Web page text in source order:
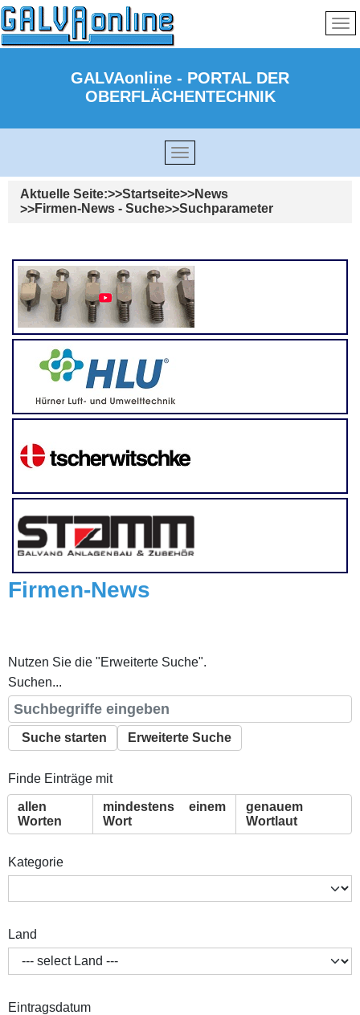
GALVAonline - PORTAL DER
OBERFLÄCHENTECHNIK
Aktuelle Seite: Startseite
News
Firmen-News - Suche
Suchparameter
Firmen-News
Nutzen Sie die "Erweiterte Suche".
Suchen...
Suche starten Erweiterte Suche
Finde Einträge mit
allen
Worten
mindestens einem
Wort
genauem
Wortlaut
Kategorie
Land
Eintragsdatum